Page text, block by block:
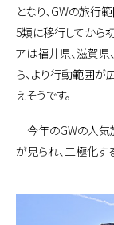
となり、GWの旅行
5類に移行してから
アは福井県、滋賀
ら、より行動範囲が
えそうです。
今年のGWの人
が見られ、二極化す